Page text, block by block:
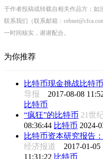
于作者投稿或转载自相关作品方；如
联系我们（联系邮箱：
一时间核实，谢谢配合。
为你推荐
比特币现金挑战比特
导报 2017-08-08
比特币
“疯狂”的比特币 21世
08:36:44 比特币 2024-
比特币资本研究报告
经济报道 2017-01-05
11:31:22 比特币